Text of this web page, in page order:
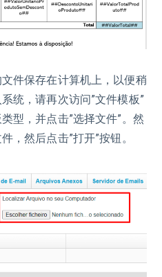
件保存在计算机上，以便稍
统，请再次访问”文件模板”
型，并点击”选择文件”。然
，然后点击”打开”按钮。